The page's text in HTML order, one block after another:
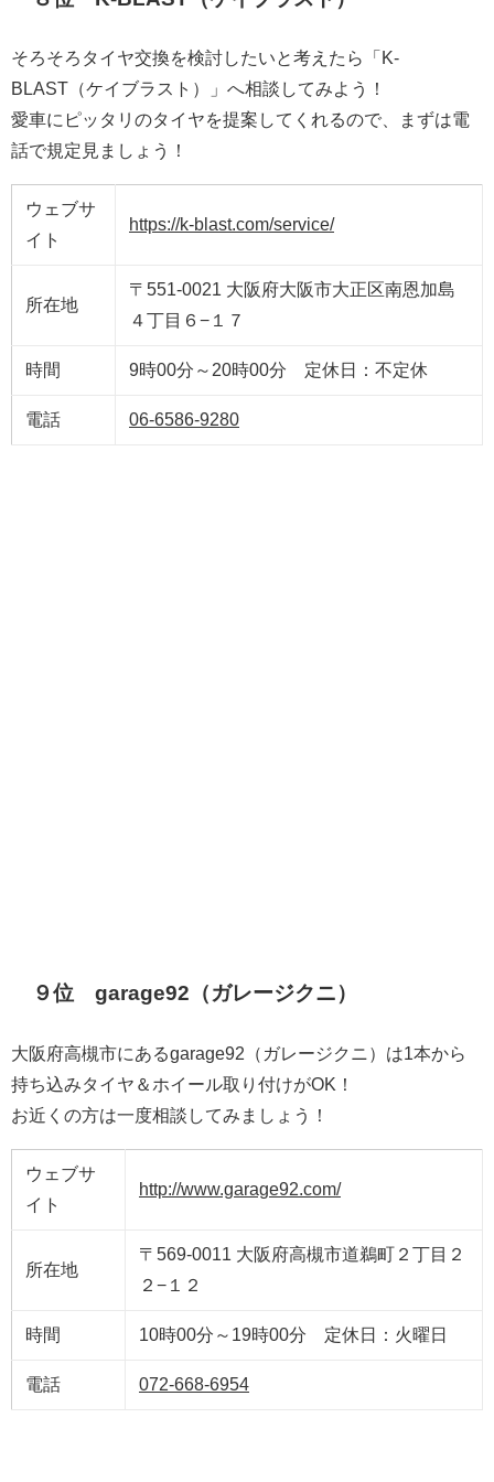
そろそろタイヤ交換を検討したいと考えたら「K-
BLAST（ケイブラスト）」へ相談してみよう！
愛車にピッタリのタイヤを提案してくれるので、まずは電
話で規定見ましょう！
ウェブサ
イト
https://k-blast.com/service/
所在地
〒551-0021 大阪府大阪市大正区南恩加島
４丁目６−１７
時間 9時00分～20時00分 定休日：不定休
電話 06-6586-9280
９位 garage92（ガレージクニ）
大阪府高槻市にあるgarage92（ガレージクニ）は1本から
持ち込みタイヤ＆ホイール取り付けがOK！
お近くの方は一度相談してみましょう！
ウェブサ
イト
http://www.garage92.com/
所在地
〒569-0011 大阪府高槻市道鵜町２丁目２
２−１２
時間 10時00分～19時00分 定休日：火曜日
電話 072-668-6954